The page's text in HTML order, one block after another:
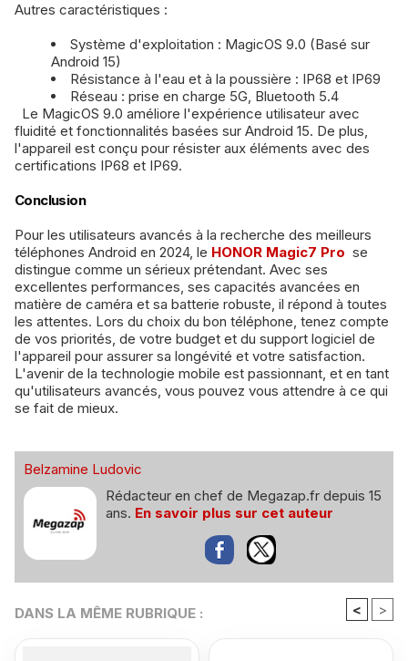
Autres caractéristiques :
Système d'exploitation : MagicOS 9.0 (Basé sur
Android 15)
Résistance à l'eau et à la poussière : IP68 et IP69
Réseau : prise en charge 5G, Bluetooth 5.4
Le MagicOS 9.0 améliore l'expérience utilisateur avec
fluidité et fonctionnalités basées sur Android 15. De plus,
l'appareil est conçu pour résister aux éléments avec des
certifications IP68 et IP69.
Conclusion
Pour les utilisateurs avancés à la recherche des meilleurs
téléphones Android en 2024, le HONOR Magic7 Pro se
distingue comme un sérieux prétendant. Avec ses
excellentes performances, ses capacités avancées en
matière de caméra et sa batterie robuste, il répond à toutes
les attentes. Lors du choix du bon téléphone, tenez compte
de vos priorités, de votre budget et du support logiciel de
l'appareil pour assurer sa longévité et votre satisfaction.
L'avenir de la technologie mobile est passionnant, et en tant
qu'utilisateurs avancés, vous pouvez vous attendre à ce qui
se fait de mieux.
Belzamine Ludovic
Rédacteur en chef de Megazap.fr depuis 15
ans. En savoir plus sur cet auteur
DANS LA MÊME RUBRIQUE : < >